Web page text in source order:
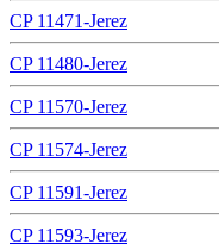
CP 11471-Jerez
CP 11480-Jerez
CP 11570-Jerez
CP 11574-Jerez
CP 11591-Jerez
CP 11593-Jerez